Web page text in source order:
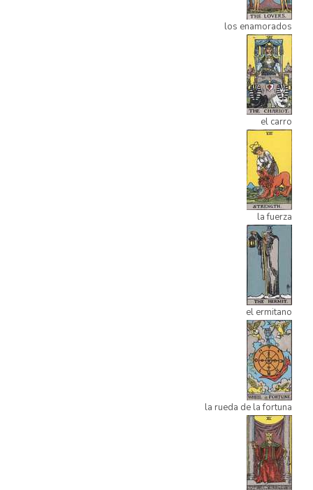
los enamorados
el carro
la fuerza
el ermitano
la rueda de la fortuna